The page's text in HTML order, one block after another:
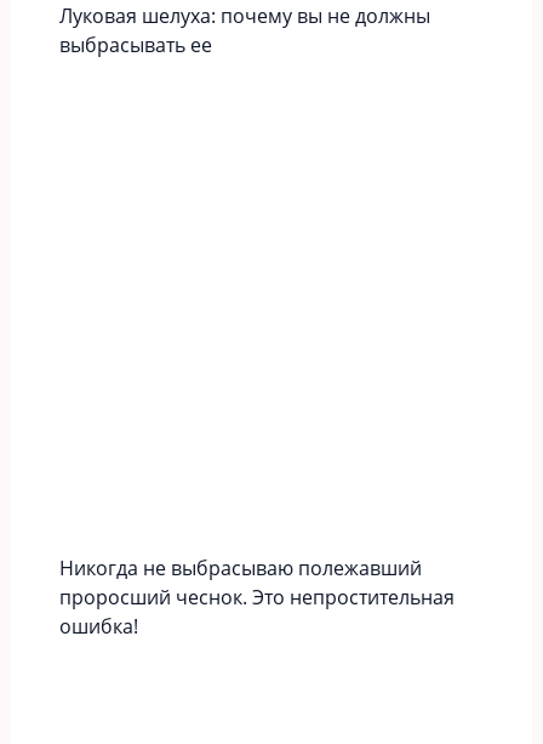
Луковая шелуха: почему вы не должны
выбрасывать ее
Никогда не выбрасываю полежавший
проросший чеснок. Это непростительная
ошибка!